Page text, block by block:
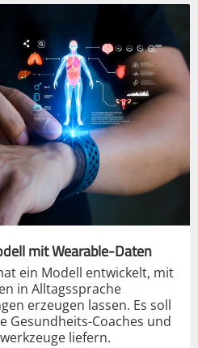
mit Wearable-Daten
ein Modell entwickelt, mit
in Alltagssprache
erzeugen lassen. Es soll
Gesundheits-Coaches und
liefern.